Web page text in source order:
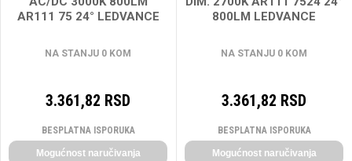
AR111 75 24° LEDVANCE
NA STANJU 0 KOM
3.361,82 RSD
BESPLATNA ISPORUKA
Mogućnost naručivanja
800LM LEDVANCE
NA STANJU 0 KOM
3.361,82 RSD
BESPLATNA ISPORUKA
Mogućnost naručivanja